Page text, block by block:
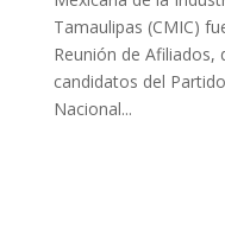
Tamaulipas (CMIC)
Reunión de Afiliados,
candidatos del
Nacional...